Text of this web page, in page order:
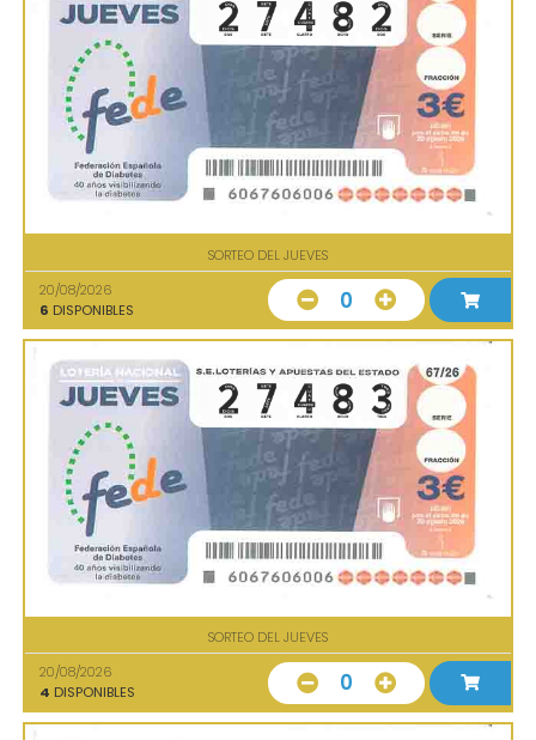
SORTEO DEL JUEVES
20/08/2026
6 DISPONIBLES 0
SORTEO DEL JUEVES
20/08/2026
4 DISPONIBLES 0